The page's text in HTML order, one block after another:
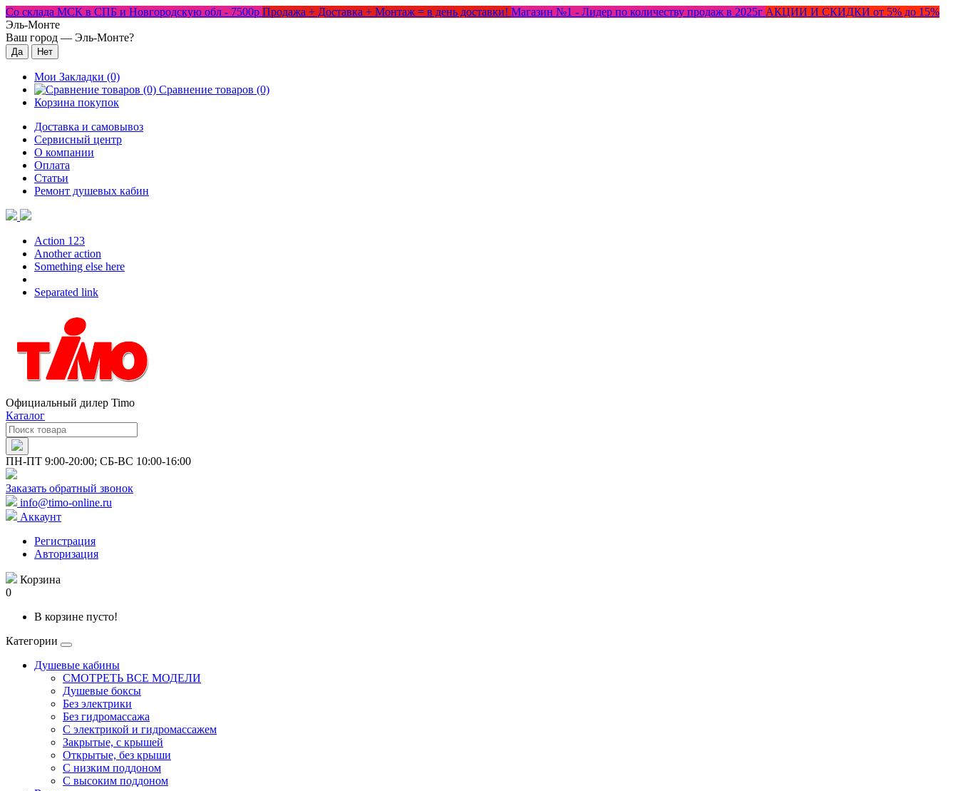
Со склада МСК в СПБ и Новгородскую обл - 7500р Продажа + Доставка + Монтаж = в день доставки! Магазин №1 - Лидер по количеству продаж в 2025г АКЦИИ И СКИДКИ от 5% до 15%
Эль-Монте
Ваш город — Эль-Монте?
Мои Закладки (0)
Сравнение товаров (0)
Корзина покупок
Доставка и самовывоз
Сервисный центр
О компании
Оплата
Статьи
Ремонт душевых кабин
Action 123
Another action
Something else here
Separated link
Официальный дилер Timo
Каталог
ПН-ПТ 9:00-20:00; СБ-ВС 10:00-16:00
Заказать обратный звонок
info@timo-online.ru
Аккаунт
Регистрация
Авторизация
Корзина
0
В корзине пусто!
Категории
Душевые кабины
СМОТРЕТЬ ВСЕ МОДЕЛИ
Душевые боксы
Без электрики
Без гидромассажа
С электрикой и гидромассажем
Закрытые, с крышей
Открытые, без крыши
С низким поддоном
С высоким поддоном